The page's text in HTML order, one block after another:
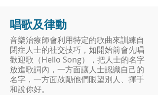
唱歌及律動
音樂治療師會利用特定的歌曲來訓練自
閉症人士的社交技巧，如開始前會先唱
歡迎歌（Hello Song），把人士的名字
放進歌詞內，一方面讓人士認識自己的
名字，一方面鼓勵他們眼望別人、揮手
和說你好。